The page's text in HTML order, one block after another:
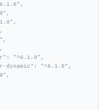
"^6.1.0",
dynamic": "^6.1.0",